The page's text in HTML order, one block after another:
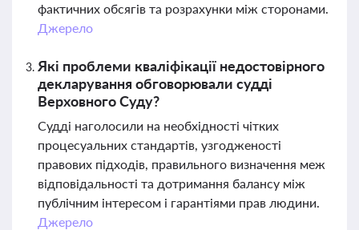
фактичних обсягів та розрахунки між сторонами.
Джерело
Які проблеми кваліфікації недостовірного
декларування обговорювали судді
Верховного Суду?
Судді наголосили на необхідності чітких
процесуальних стандартів, узгодженості
правових підходів, правильного визначення меж
відповідальності та дотримання балансу між
публічним інтересом і гарантіями прав людини.
Джерело